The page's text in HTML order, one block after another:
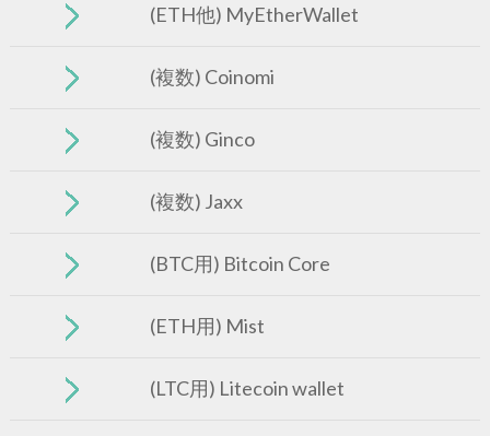
(ETH他) MyEtherWallet
(複数) Coinomi
(複数) Ginco
(複数) Jaxx
(BTC用) Bitcoin Core
(ETH用) Mist
(LTC用) Litecoin wallet